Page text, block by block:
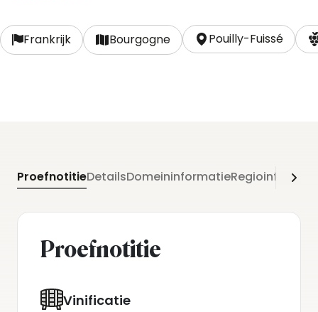
concentraat bevat. Jean-Luc kiest er dan ook
voor om de wijn op eikenhouten vaten te vinifiëren
Frankrijk Bourgogne Pouilly-Fuissé
ProefnotitieDetailsDomeininformatie
Proefnotitie
Vinificatie